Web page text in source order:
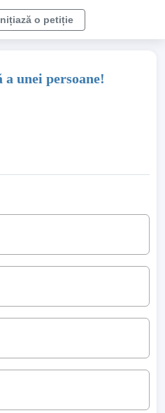
o petiție
unei persoane!